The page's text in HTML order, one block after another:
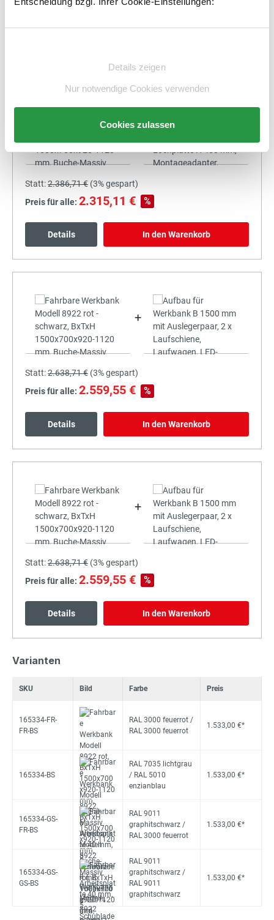
Details zeigen
Nur notwendige Cookies verwenden
Cookies zulassen
2.177,10 €
+
Statt:2.386,71 € (3%gespart)
Preis für alle: 2.315,11 € %
Details In den Warenkorb
+
Statt:2.638,71 € (3%gespart)
Preis für alle: 2.559,55 € %
Details In den Warenkorb
+
Statt:2.638,71 € (3%gespart)
Preis für alle: 2.559,55 € %
Details In den Warenkorb
Varianten
SKU Bild Farbe Preis
165334-FR-
FR-BS
RAL 3000 feuerrot /
RAL 3000 feuerrot
1.533,00 €*
165334-BS
RAL 7035 lichtgrau
/ RAL 5010
enzianblau
1.533,00 €*
165334-GS-
FR-BS
RAL 9011
graphitschwarz /
RAL 3000 feuerrot
1.533,00 €*
165334-GS-
GS-BS
RAL 9011
graphitschwarz /
RAL 9011
graphitschwarz
1.533,00 €*